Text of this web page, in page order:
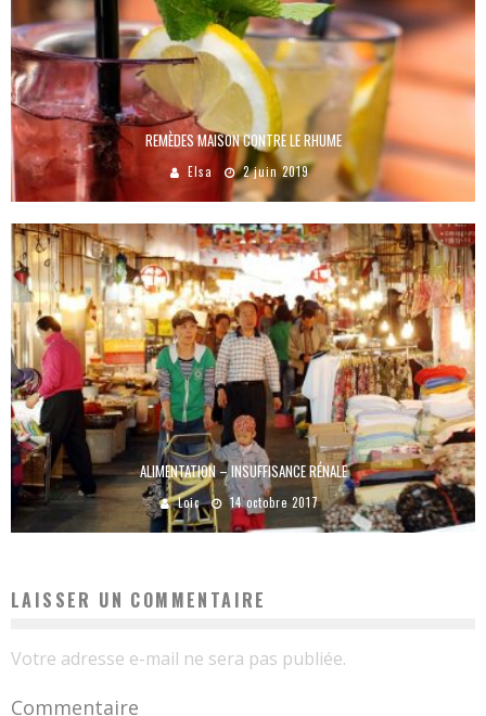
REMÈDES MAISON CONTRE LE RHUME
Elsa 2 juin 2019
ALIMENTATION – INSUFFISANCE RÉNALE
Loic 14 octobre 2017
LAISSER UN COMMENTAIRE
Votre adresse e-mail ne sera pas publiée.
Commentaire